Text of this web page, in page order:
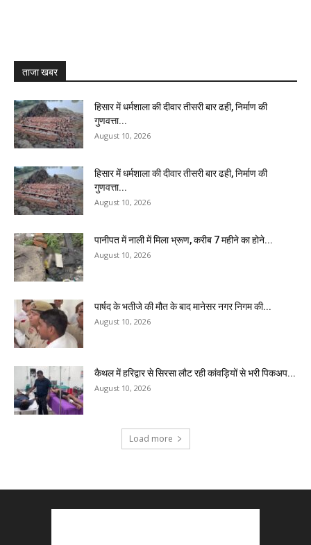
ताजा खबर
हिसार में धर्मशाला की दीवार तीसरी बार ढही, निर्माण की
गुणवत्ता...
August 10, 2026
हिसार में धर्मशाला की दीवार तीसरी बार ढही, निर्माण की
गुणवत्ता...
August 10, 2026
पानीपत में नाली में मिला भ्रूण, करीब 7 महीने का होने...
August 10, 2026
पार्षद के भतीजे की मौत के बाद मानेसर नगर निगम की...
August 10, 2026
कैथल में हरिद्वार से सिरसा लौट रही कांवड़ियों से भरी पिकअप...
August 10, 2026
Load more